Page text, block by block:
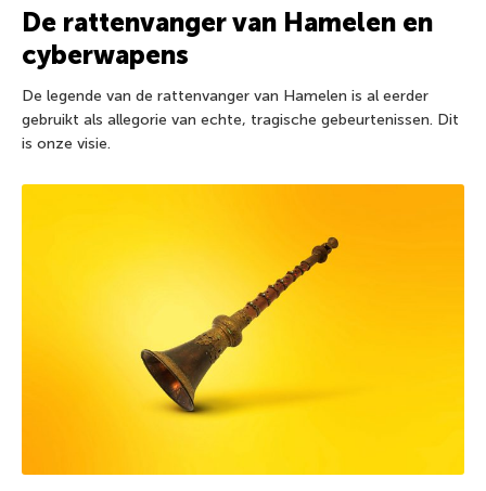
De rattenvanger van Hamelen en
cyberwapens
De legende van de rattenvanger van Hamelen is al eerder
gebruikt als allegorie van echte, tragische gebeurtenissen. Dit
is onze visie.